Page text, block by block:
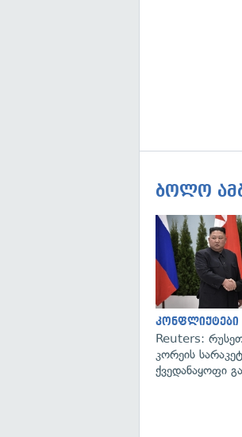
ბოლო
კონფლიქტები
Reuters:
კორეის
ქვედანაყოფი